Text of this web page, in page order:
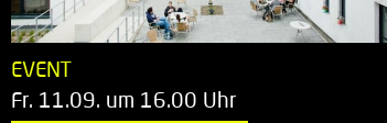
EVENT
Fr. 11.09. um 16.00 Uhr